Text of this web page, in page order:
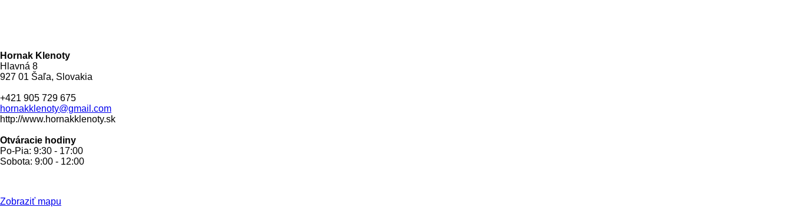
Hornak Klenoty
Hlavná 8
927 01 Šaľa, Slovakia
+421 905 729 675
hornakklenoty@gmail.com
http://www.hornakklenoty.sk
Otváracie hodiny
Po-Pia: 9:30 - 17:00
Sobota: 9:00 - 12:00
Zobraziť mapu